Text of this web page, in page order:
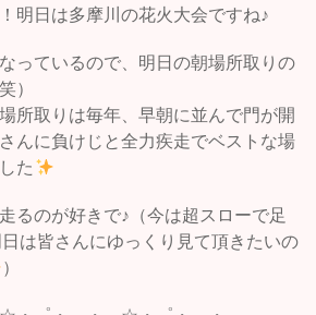
明日は多摩川の花火大会ですね♪
っているので、明日の朝場所取りの
）
所取りは毎年、早朝に並んで門が開
んに負けじと全力疾走でベストな場
た
るのが好きで♪（今は超スローで足
日は皆さんにゆっくり見て頂きたいの
）